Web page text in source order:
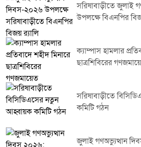
সরিষাবাড়ীতে জুলাই
উপলক্ষে বিএনপির
ক্যাম্পাস হামলার
ছাত্রশিবিরের
সরিষাবাড়ীতে
কমিটি গঠন
জুলাই গণঅভ্যুত্থান